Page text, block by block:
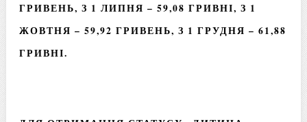
ГРИВЕНЬ, З 1 ЛИПНЯ – 59,08 ГРИВНІ, З 1
ЖОВТНЯ – 59,92 ГРИВЕНЬ, З 1 ГРУДНЯ – 61,88
ГРИВНІ.